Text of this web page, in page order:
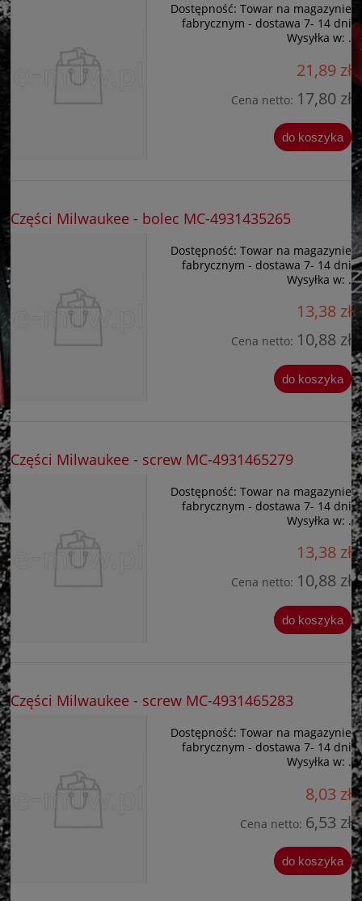
Dostępność: Towar na magazynie
fabrycznym - dostawa 7- 14 dni
Wysyłka w: .
21,89 zł
Cena netto: 17,80 zł
do koszyka
Części Milwaukee - bolec MC-4931435265
Dostępność: Towar na magazynie
fabrycznym - dostawa 7- 14 dni
Wysyłka w: .
13,38 zł
Cena netto: 10,88 zł
do koszyka
Części Milwaukee - screw MC-4931465279
Dostępność: Towar na magazynie
fabrycznym - dostawa 7- 14 dni
Wysyłka w: .
13,38 zł
Cena netto: 10,88 zł
do koszyka
Części Milwaukee - screw MC-4931465283
Dostępność: Towar na magazynie
fabrycznym - dostawa 7- 14 dni
Wysyłka w: .
8,03 zł
Cena netto: 6,53 zł
do koszyka